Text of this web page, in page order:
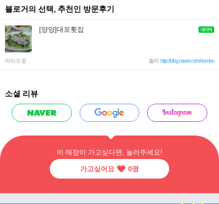
블로거의 선택, 추천인 방문후기
[양양]대포횟집
마리오옹 출처 http://blog.naver.com/dombo
소셜 리뷰
이 매장이 가고싶다면, 눌러주세요!
가고싶어요 0명